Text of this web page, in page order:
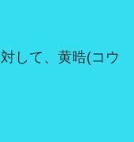
して、黄晧(コウ